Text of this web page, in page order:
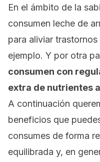
En el ámbito de la
consumen leche de
para aliviar
ejemplo. Y por otra
consumen con
extra de nutrientes
A continuación
beneficios que
consumes de forma
equilibrada y, en